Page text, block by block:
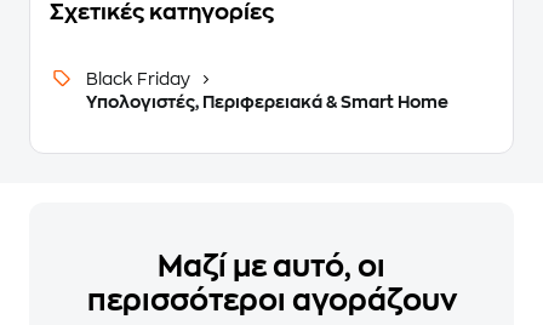
Σχετικές κατηγορίες
Black Friday
Υπολογιστές, Περιφερειακά & Smart Home
Μαζί με αυτό, οι
περισσότεροι αγοράζουν